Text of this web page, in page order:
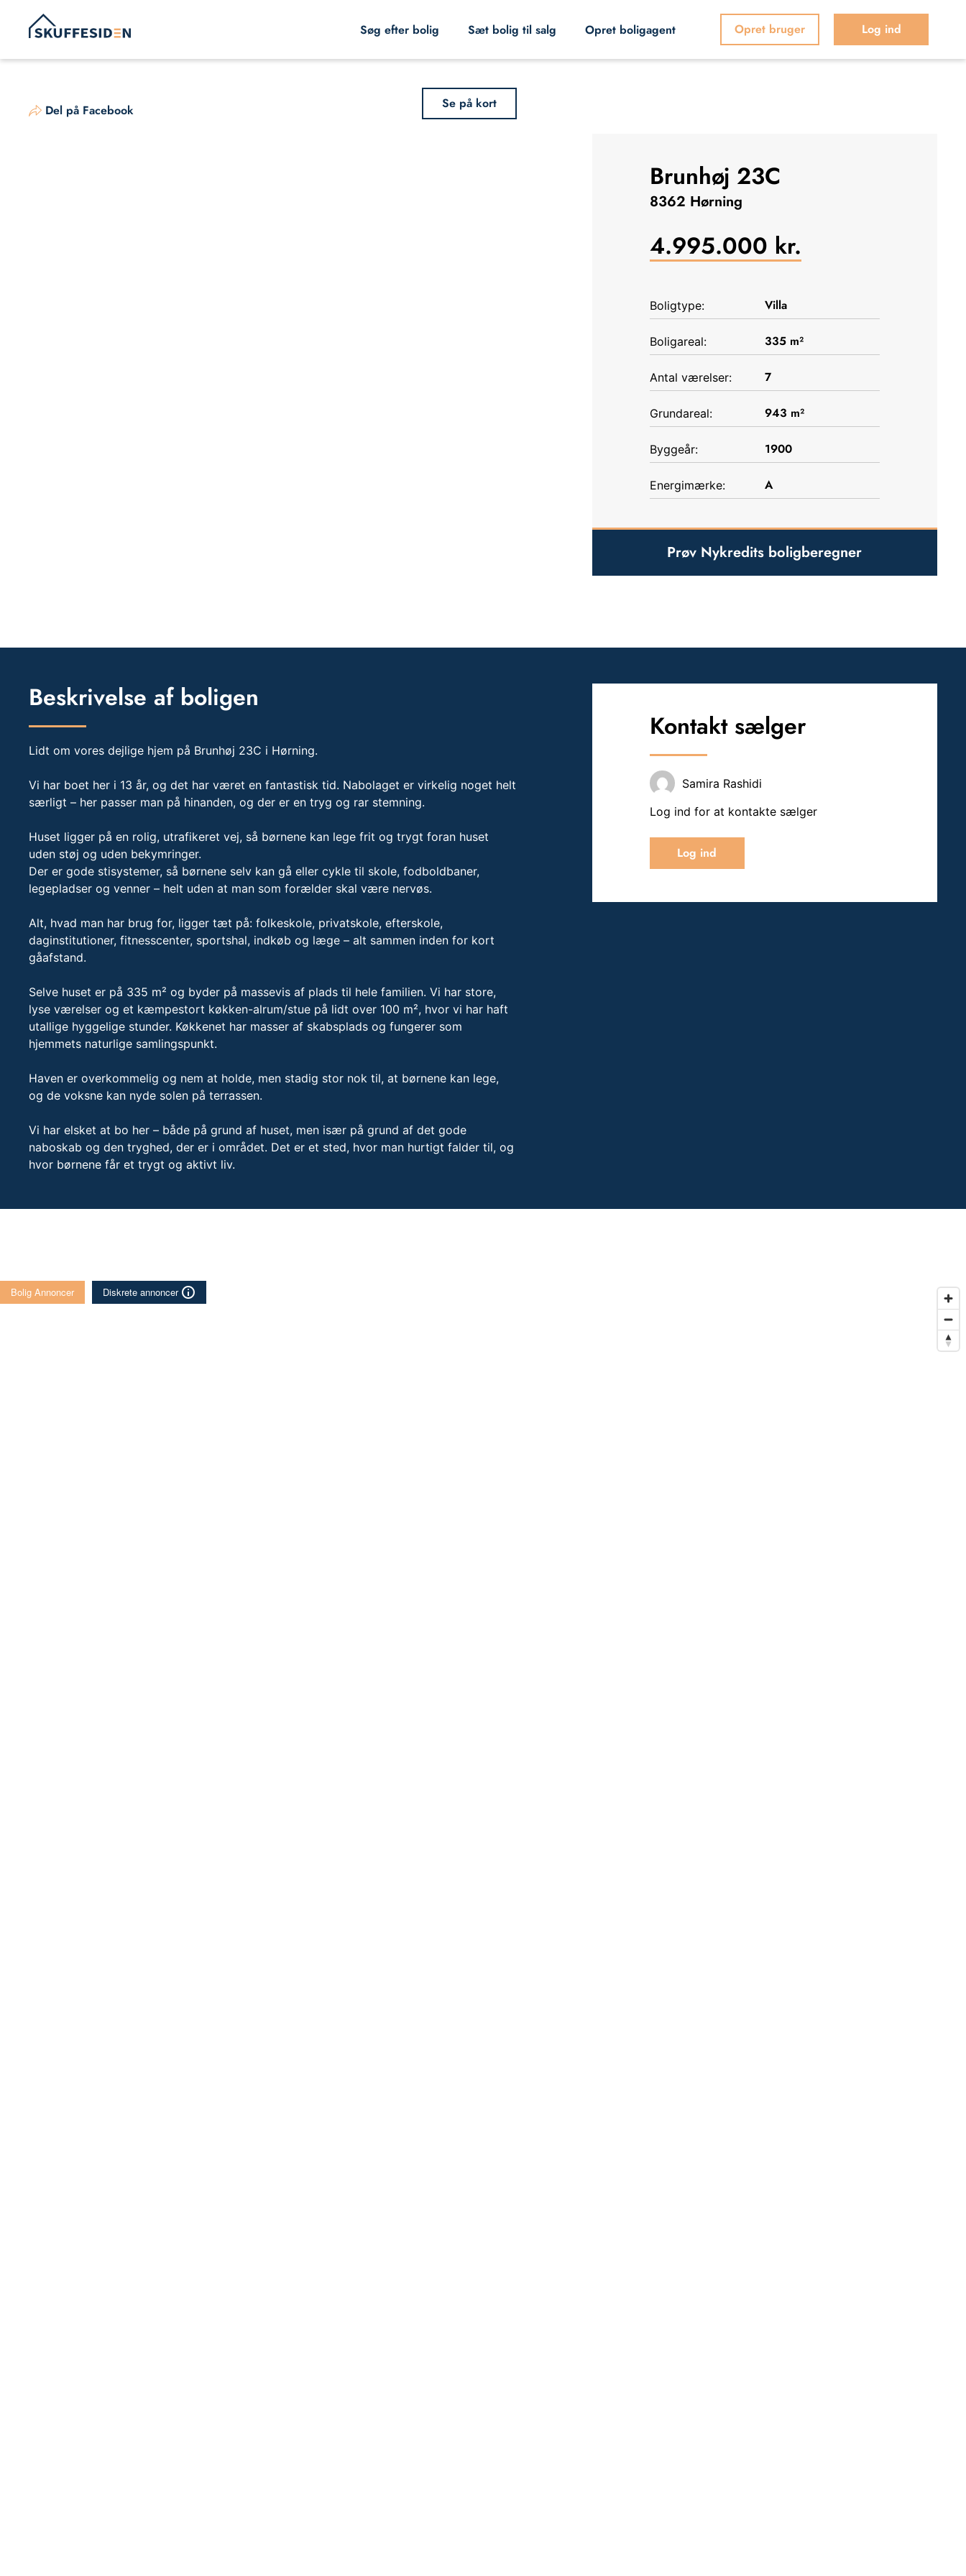
indhold
Opret bruger Log ind
Søg efter bolig Sæt bolig til salg Opret boligagent
Del på Facebook Se på kort
Brunhøj 23C
8362 Hørning
4.995.000 kr.
Boligtype: Villa
Boligareal: 335m²
Antal værelser: 7
Grundareal: 943 m²
Byggeår: 1900
Energimærke: A
Prøv Nykredits boligberegner
Beskrivelse af boligen
Lidt om vores dejlige hjem på Brunhøj 23C i Hørning.
Vi har boet her i 13 år, og det har været en fantastisk tid. Nabolaget er virkelig noget helt
særligt – her passer man på hinanden, og der er en tryg og rar stemning.
Huset ligger på en rolig, utrafikeret vej, så børnene kan lege frit og trygt foran huset
uden støj og uden bekymringer.
Der er gode stisystemer, så børnene selv kan gå eller cykle til skole, fodboldbaner,
legepladser og venner – helt uden at man som forælder skal være nervøs.
Alt, hvad man har brug for, ligger tæt på: folkeskole, privatskole, efterskole,
daginstitutioner, fitnesscenter, sportshal, indkøb og læge – alt sammen inden for kort
gåafstand.
Selve huset er på 335 m² og byder på massevis af plads til hele familien. Vi har store,
lyse værelser og et kæmpestort køkken-alrum/stue på lidt over 100 m², hvor vi har haft
utallige hyggelige stunder. Køkkenet har masser af skabsplads og fungerer som
hjemmets naturlige samlingspunkt.
Haven er overkommelig og nem at holde, men stadig stor nok til, at børnene kan lege,
og de voksne kan nyde solen på terrassen.
Vi har elsket at bo her – både på grund af huset, men især på grund af det gode
naboskab og den tryghed, der er i området. Det er et sted, hvor man hurtigt falder til, og
hvor børnene får et trygt og aktivt liv.
Kontakt sælger
Samira Rashidi
Log ind for at kontakte sælger
Log ind
Bolig Annoncer Diskrete annoncer